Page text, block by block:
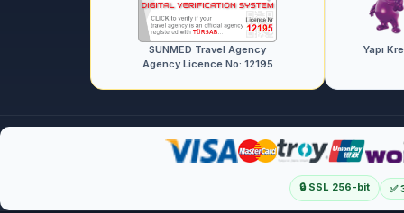
SUNMED Travel Agency
Agency Licence No: 12195
Yapı
🔒 SSL 256-bit ✅